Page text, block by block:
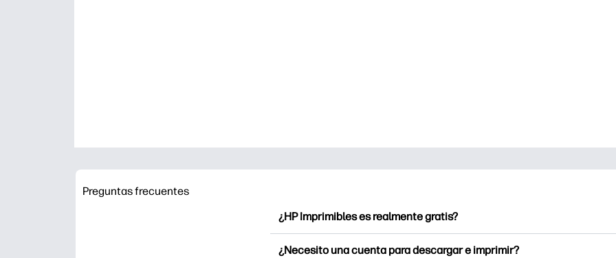
Preguntas frecuentes
¿HP Imprimibles es realmente gratis?
¿Necesito una cuenta para descargar e imprimir?